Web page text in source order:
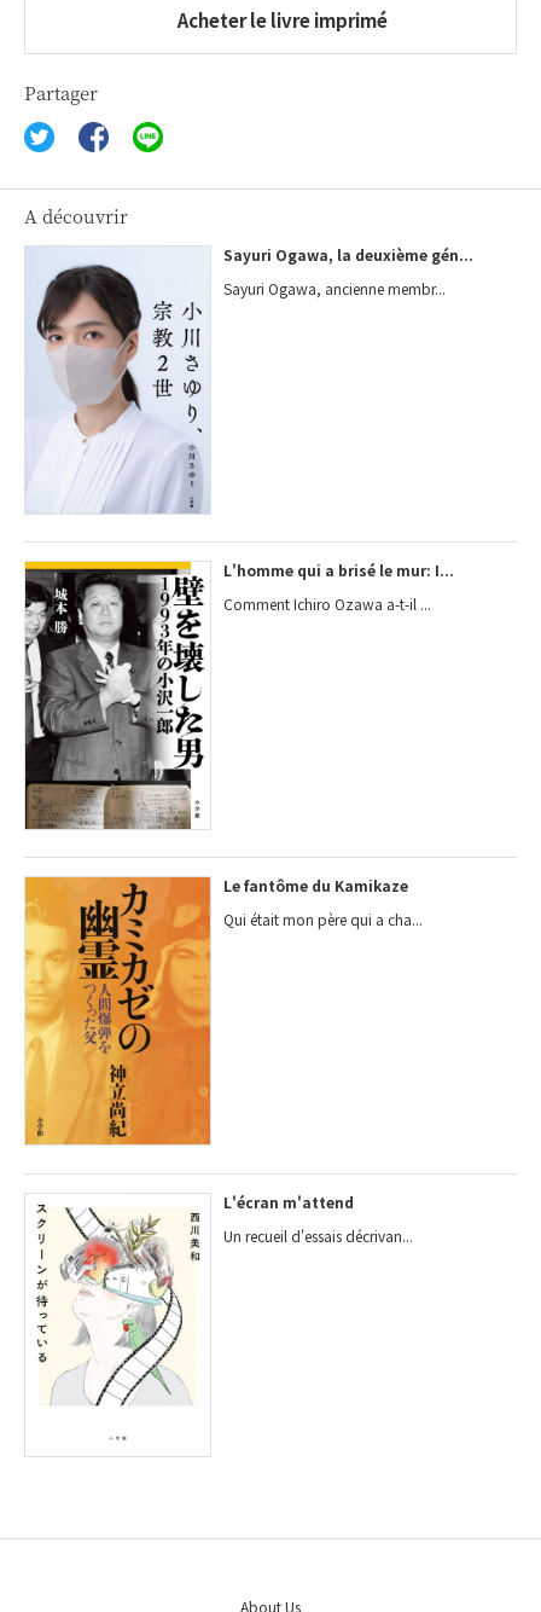
Acheter le livre imprimé
Partager
A découvrir
Sayuri Ogawa, la deuxième gén...
Sayuri Ogawa, ancienne membr...
L'homme qui a brisé le mur: I...
Comment Ichiro Ozawa a-t-il ...
Le fantôme du Kamikaze
Qui était mon père qui a cha...
L'écran m'attend
Un recueil d'essais décrivan...
About Us